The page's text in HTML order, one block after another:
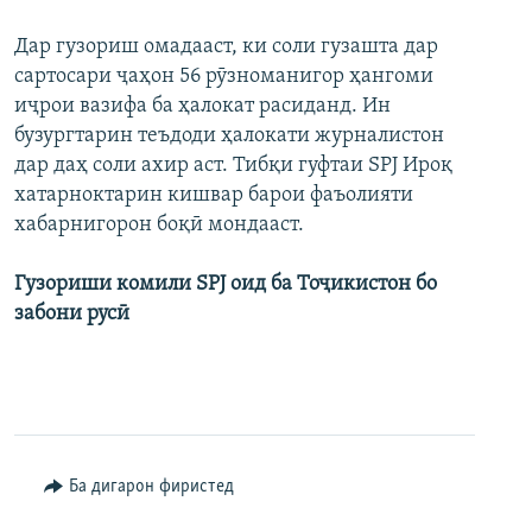
Дар гузориш омадааст, ки соли гузашта дар
сартосари ҷаҳон 56 рӯзноманигор ҳангоми
иҷрои вазифа ба ҳалокат расиданд. Ин
бузургтарин теъдоди ҳалокати журналистон
дар даҳ соли ахир аст. Тибқи гуфтаи SPJ Ироқ
хатарноктарин кишвар барои фаъолияти
хабарнигорон боқӣ мондааст.
Гузориши комили SPJ оид ба Тоҷикистон бо
забони русӣ
Ба дигарон фиристед